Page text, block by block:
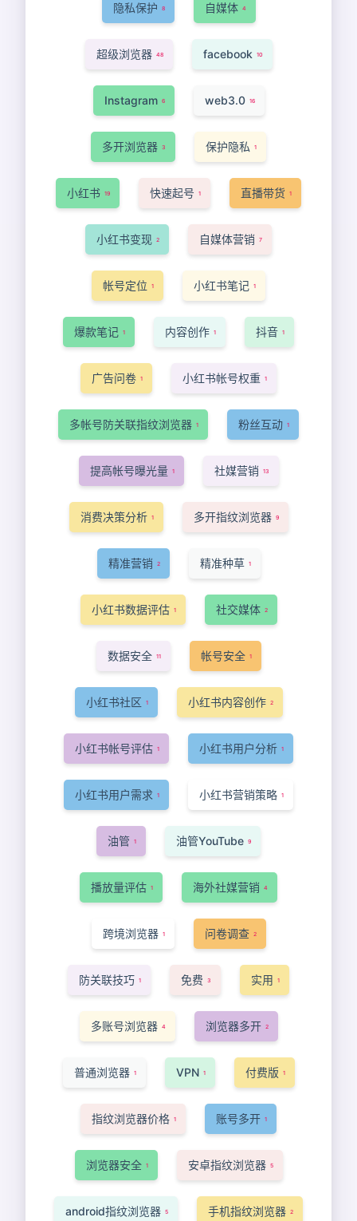
隐私保护 8 自媒体 4
超级浏览器 48 facebook 10
Instagram 6 web3.0 16
多开浏览器 3 保护隐私 1
小红书 19 快速起号 1 直播带货 1
小红书变现 2 自媒体营销 7
帐号定位 1 小红书笔记 1
爆款笔记 1 内容创作 1 抖音 1
广告问卷 1 小红书帐号权重 1
多帐号防关联指纹浏览器 1 粉丝互动 1
提高帐号曝光量 1 社媒营销 13
消费决策分析 1 多开指纹浏览器 9
精准营销 2 精准种草 1
小红书数据评估 1 社交媒体 2
数据安全 11 帐号安全 1
小红书社区 1 小红书内容创作 2
小红书帐号评估 1 小红书用户分析 1
小红书用户需求 1 小红书营销策略 1
油管 1 油管YouTube 9
播放量评估 1 海外社媒营销 4
跨境浏览器 1 问卷调查 2
防关联技巧 1 免费 3 实用 1
多账号浏览器 4 浏览器多开 2
普通浏览器 1 VPN 1 付费版 1
指纹浏览器价格 1 账号多开 1
浏览器安全 1 安卓指纹浏览器 5
android指纹浏览器 5 手机指纹浏览器 2